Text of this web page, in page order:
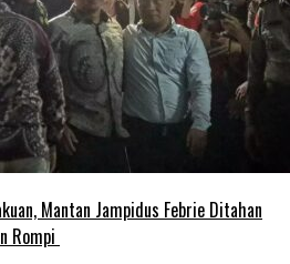
Mantan Jampidus Febrie Ditahan
Rompi